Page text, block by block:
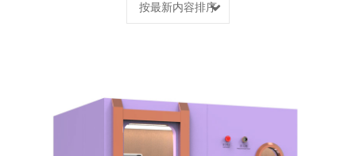
按最新内容排序